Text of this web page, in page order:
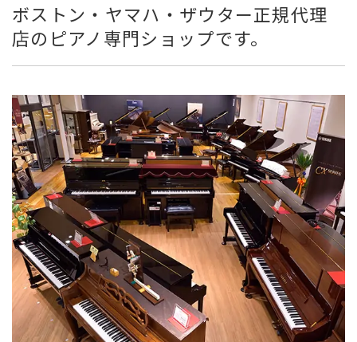
ボストン・ヤマハ・ザウター正規代理
店のピアノ専門ショップです。